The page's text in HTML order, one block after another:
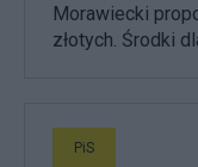
Morawiecki
złotych. Środki
PiS